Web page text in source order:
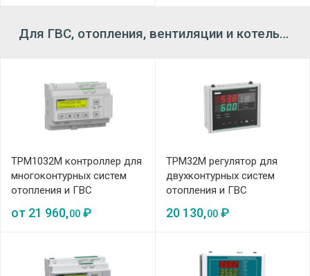
Для ГВС, отопления, вентиляции и котельных
ТРМ1032М контроллер для
многоконтурных систем
отопления и ГВС
от 21 960,00 ₽
ТРМ32М регулятор для
двухконтурных систем
отопления и ГВС
20 130,00₽